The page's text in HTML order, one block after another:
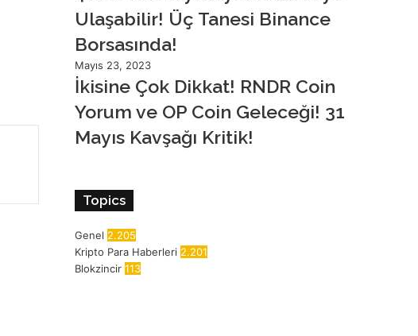
Ulaşabilir! Üç Tanesi Binance
Borsasında!
Mayıs 23, 2023
İkisine Çok Dikkat! RNDR Coin
Yorum ve OP Coin Geleceği! 31
Mayıs Kavşağı Kritik!
Topics
Genel 2.205
Kripto Para Haberleri 2.201
Blokzincir 113